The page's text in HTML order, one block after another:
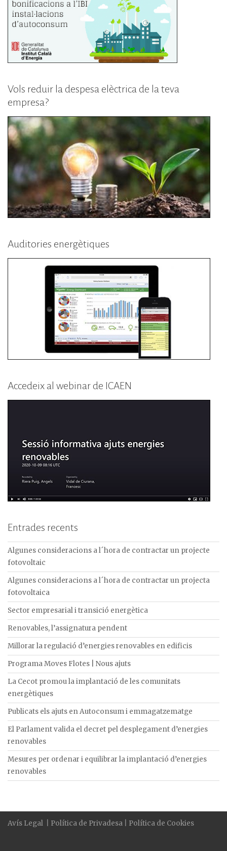
Vols reduir la despesa elèctrica de la teva
empresa?
Auditories energètiques
Accedeix al webinar de ICAEN
Entrades recents
Algunes consideracions a l´hora de contractar un projecte
fotovoltaic
Algunes consideracions a l´hora de contractar un projecta
fotovoltaica
Sector empresarial i transició energètica
Renovables, l’assignatura pendent
Millorar la regulació d’energies renovables en edificis
Programa Moves Flotes | Nous ajuts
La Cecot promou la implantació de les comunitats
energètiques
Publicats els ajuts en Autoconsum i emmagatzematge
El Parlament valida el decret pel desplegament d’energies
renovables
Mesures per ordenar i equilibrar la implantació d’energies
renovables
Avís Legal Política de Privadesa Política de Cookies